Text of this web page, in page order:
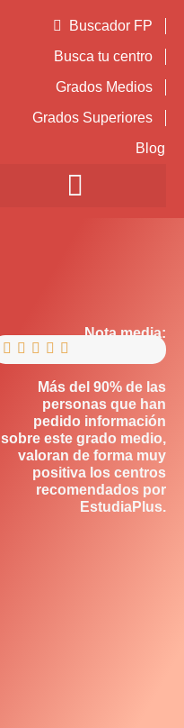
Buscador FP
Busca tu centro
Grados Medios
Grados Superiores
Blog
Nota media:
    
Más del 90% de las
personas que han
pedido información
sobre este grado medio,
valoran de forma muy
positiva los centros
recomendados por
EstudiaPlus.